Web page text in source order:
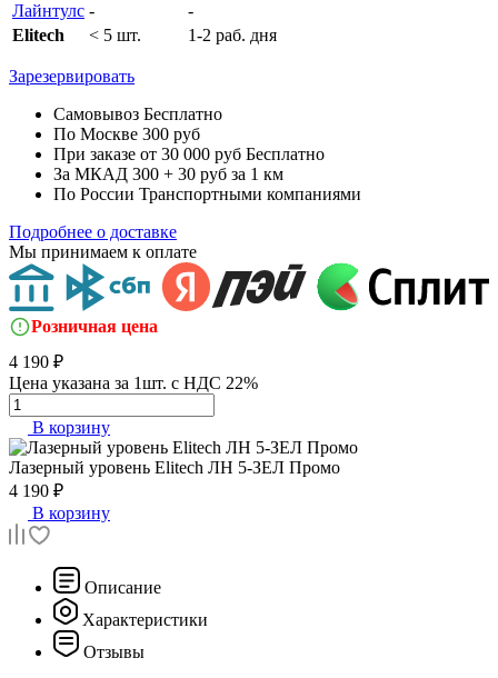
Лайнтулс -
-
Elitech
< 5 шт. 1-2 раб. дня
Зарезервировать
Самовывоз Бесплатно
По Москве 300 руб
При заказе от 30 000 руб Бесплатно
За МКАД 300 + 30 руб за 1 км
По России Транспортными компаниями
Подробнее о доставке
Мы принимаем к оплате
Розничная цена
4 190 ₽
Цена указана за 1шт. с НДС 22%
В корзину
Лазерный уровень Elitech ЛН 5-ЗЕЛ Промо
4 190 ₽
В корзину
Описание
Характеристики
Отзывы